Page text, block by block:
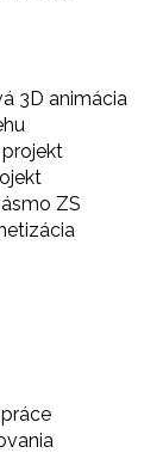
3D animácia
ZS